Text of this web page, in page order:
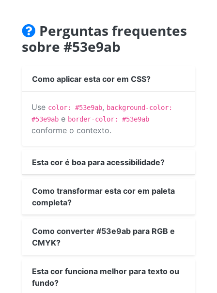
Perguntas frequentes
sobre #53e9ab
Como aplicar esta cor em CSS?
Use color: #53e9ab, background-color:
#53e9ab e border-color: #53e9ab
conforme o contexto.
Esta cor é boa para acessibilidade?
Como transformar esta cor em paleta
completa?
Como converter #53e9ab para RGB e
CMYK?
Esta cor funciona melhor para texto ou
fundo?